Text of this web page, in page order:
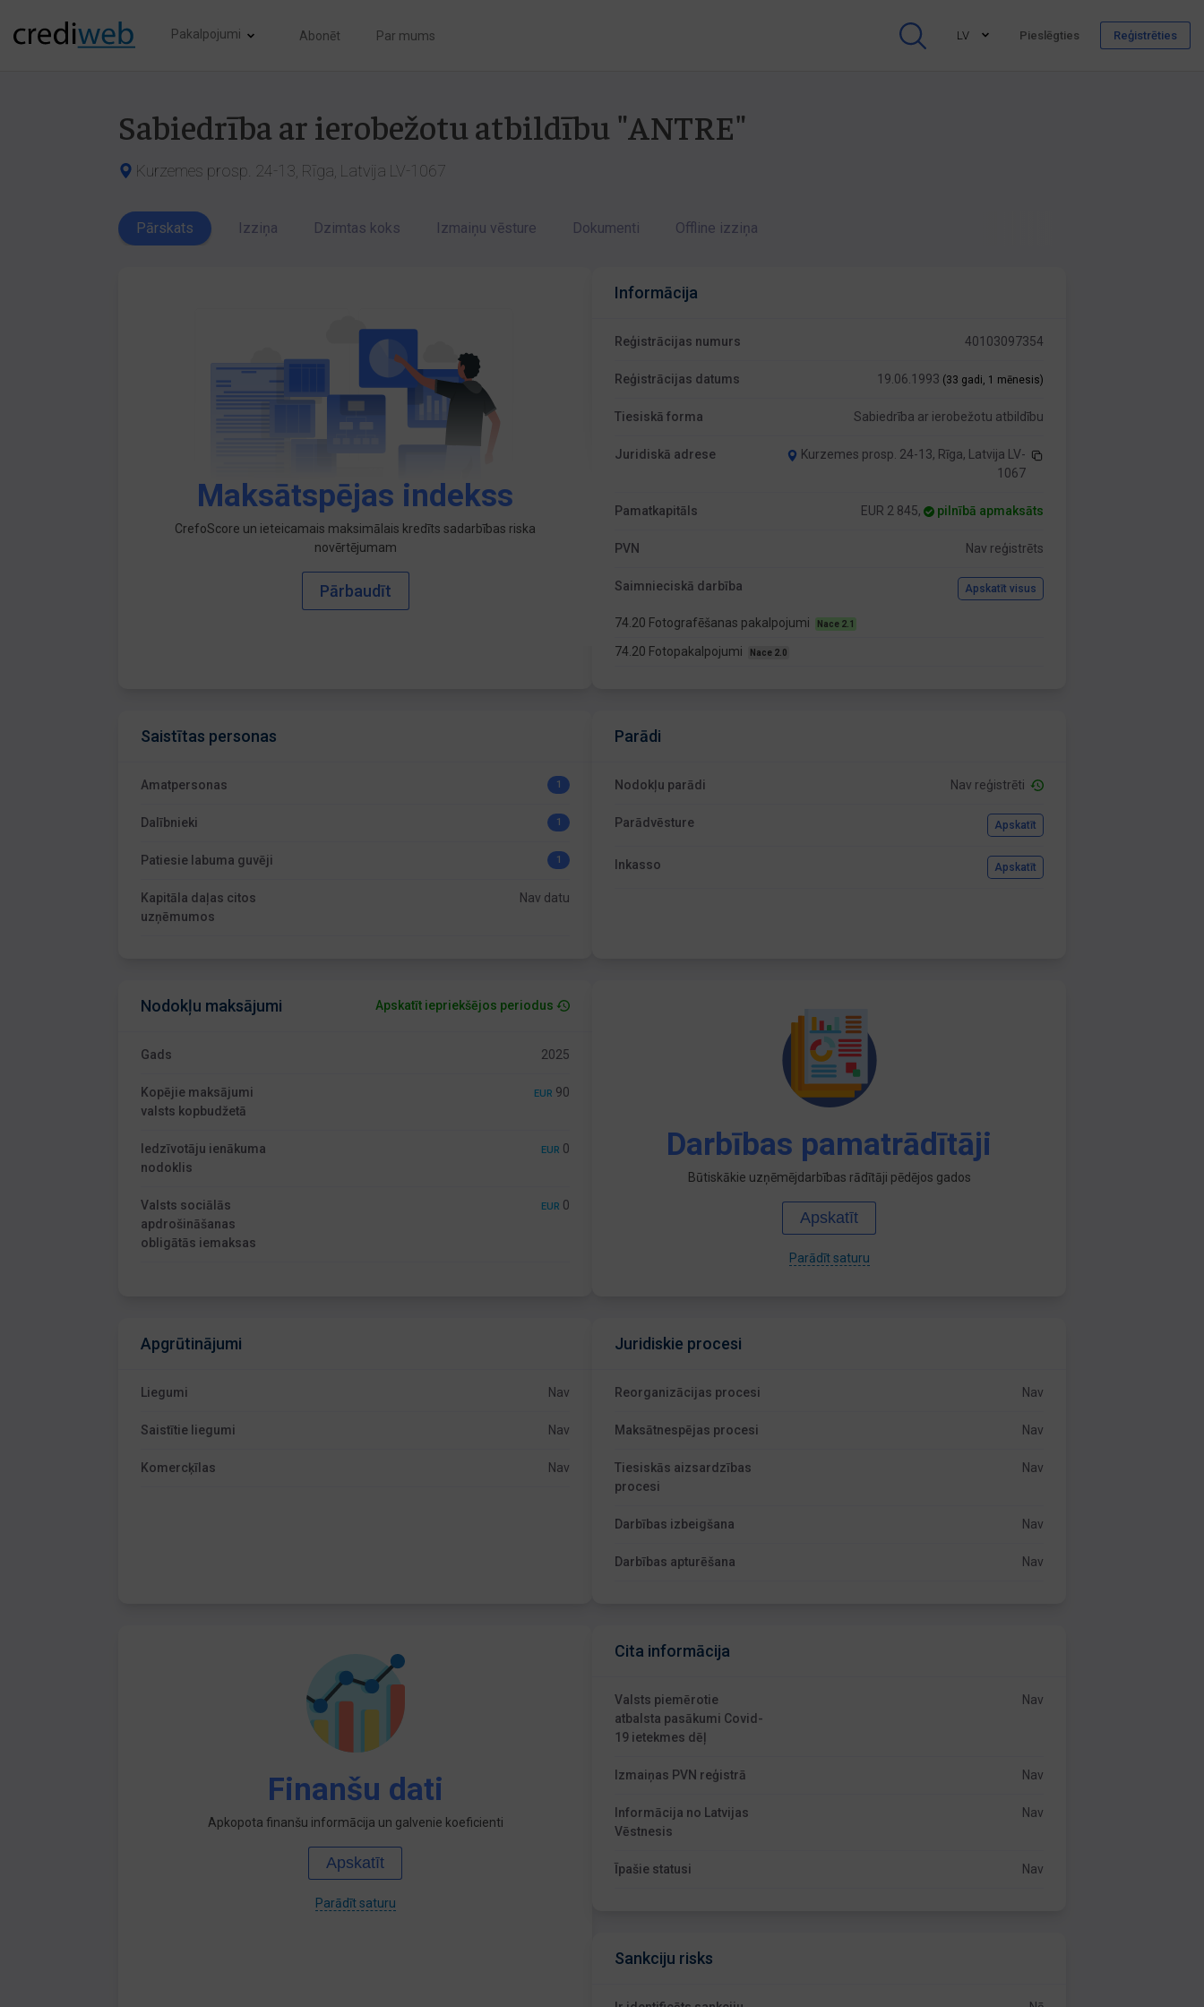
Pakalpojumi Abonēt Par mums LV Pieslēgties Reģistrēties
Sabiedrība ar ierobežotu atbildību "ANTRE"
Kurzemes prosp. 24-13, Rīga, Latvija LV-1067
Pārskats Izziņa Dzimtas koks Izmaiņu vēsture Dokumenti Offline izziņa
Maksātspējas indekss
CrefoScore un ieteicamais maksimālais kredīts sadarbības riska
novērtējumam
Pārbaudīt
Informācija
Reģistrācijas numurs 40103097354
Reģistrācijas datums 19.06.1993 (33 gadi, 1 mēnesis)
Tiesiskā forma Sabiedrība ar ierobežotu atbildību
Juridiskā adrese
Kurzemes prosp. 24-13, Rīga, Latvija LV-
1067
Pamatkapitāls EUR 2 845, pilnībā apmaksāts
PVN Nav reģistrēts
Saimnieciskā darbība Apskatīt visus
74.20 Fotografēšanas pakalpojumi Nace 2.1
74.20 Fotopakalpojumi Nace 2.0
Saistītas personas
Amatpersonas 1
Dalībnieki 1
Patiesie labuma guvēji 1
Kapitāla daļas citos
uzņēmumos
Nav datu
Parādi
Nodokļu parādi Nav reģistrēti
Parādvēsture Apskatīt
Inkasso Apskatīt
Nodokļu maksājumi Apskatīt iepriekšējos periodus
Gads 2025
Kopējie maksājumi
valsts kopbudžetā
EUR 90
Iedzīvotāju ienākuma
nodoklis
EUR 0
Valsts sociālās
apdrošināšanas
obligātās iemaksas
EUR 0
Darbības pamatrādītāji
Būtiskākie uzņēmējdarbības rādītāji pēdējos gados
Apskatīt
Parādīt saturu
Apgrūtinājumi
Liegumi Nav
Saistītie liegumi Nav
Komercķīlas Nav
Juridiskie procesi
Reorganizācijas procesi Nav
Maksātnespējas procesi Nav
Tiesiskās aizsardzības
procesi
Nav
Darbības izbeigšana Nav
Darbības apturēšana Nav
Finanšu dati
Apkopota finanšu informācija un galvenie koeficienti
Apskatīt
Parādīt saturu
Cita informācija
Valsts piemērotie
atbalsta pasākumi Covid-
19 ietekmes dēļ
Nav
Izmaiņas PVN reģistrā Nav
Informācija no Latvijas
Vēstnesis
Nav
Īpašie statusi Nav
Sankciju risks